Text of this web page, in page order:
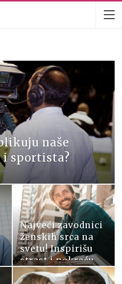
naše
i sportista?
Najveći zavodnici
ženskih srca na
svetu! Inspirišu
strast i pokreću…